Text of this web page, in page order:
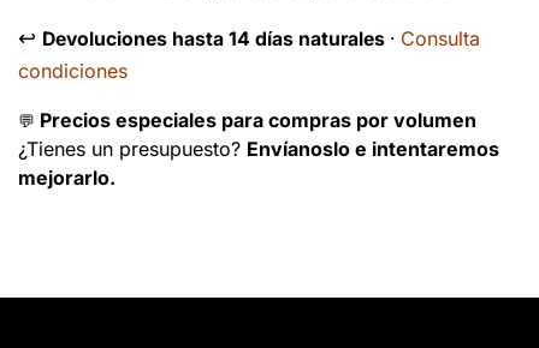
↩️ Devoluciones hasta 14 días naturales · Consulta
condiciones
💬 Precios especiales para compras por volumen
¿Tienes un presupuesto? Envíanoslo e intentaremos
mejorarlo.